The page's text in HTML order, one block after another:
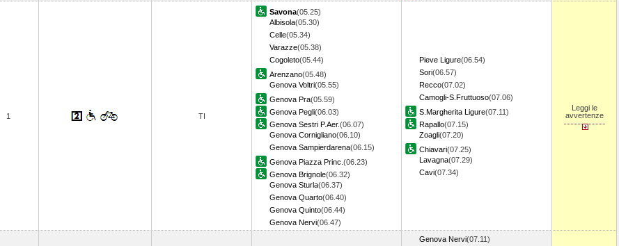
1 TI
Savona(05.25)
Albisola(05.30)
Celle(05.34)
Varazze(05.38)
Cogoleto(05.44)
Arenzano(05.48)
Genova Voltri(05.55)
Genova Pra(05.59)
Genova Pegli(06.03)
Genova Sestri P.Aer.(06.07)
Genova Cornigliano(06.10)
Genova Sampierdarena(06.15)
Genova Piazza Princ. (06.23)
Genova Brignole(06.32)
Genova Sturla(06.37)
Genova Quarto(06.40)
Genova Quinto(06.44)
Genova Nervi(06.47)
Pieve Ligure(06.54)
Sori(06.57)
Recco(07.02)
Camogli-S.Fruttuoso(07.06)
S.Margherita Ligure(07.11)
Rapallo(07.15)
Zoagli(07.20)
Chiavari(07.25)
Lavagna(07.29)
Cavi(07.34)
Leggi le
avvertenze
Genova Nervi(07.11)